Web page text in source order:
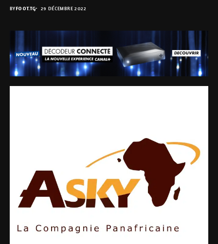
BYFOOT.TG 29 DÉCEMBRE 2022